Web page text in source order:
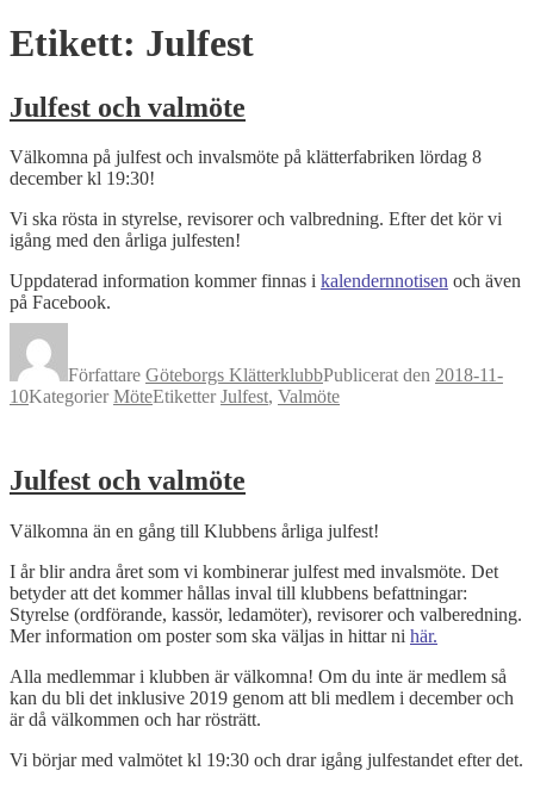
Etikett: Julfest
Julfest och valmöte
Välkomna på julfest och invalsmöte på klätterfabriken lördag 8
december kl 19:30!
Vi ska rösta in styrelse, revisorer och valbredning. Efter det kör vi
igång med den årliga julfesten!
Uppdaterad information kommer finnas i kalendernnotisen och även
på Facebook.
Författare Göteborgs KlätterklubbPublicerat den 2018-11-
10KategorierMöteEtiketterJulfest, Valmöte
Julfest och valmöte
Välkomna än en gång till Klubbens årliga julfest!
I år blir andra året som vi kombinerar julfest med invalsmöte. Det
betyder att det kommer hållas inval till klubbens befattningar:
Styrelse (ordförande, kassör, ledamöter), revisorer och valberedning.
Mer information om poster som ska väljas in hittar ni här.
Alla medlemmar i klubben är välkomna! Om du inte är medlem så
kan du bli det inklusive 2019 genom att bli medlem i december och
är då välkommen och har rösträtt.
Vi börjar med valmötet kl 19:30 och drar igång julfestandet efter det.